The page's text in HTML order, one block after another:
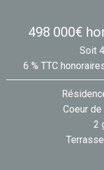
498 000€
Soit
6 % TTC
Coeur
2